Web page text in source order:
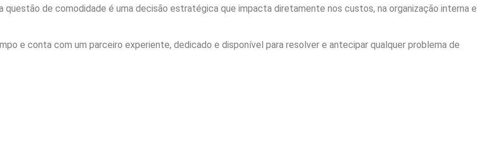
questão de comodidade é uma decisão estratégica que impacta diretamente nos custos, na organização interna e
e conta com um parceiro experiente, dedicado e disponível para resolver e antecipar qualquer problema de